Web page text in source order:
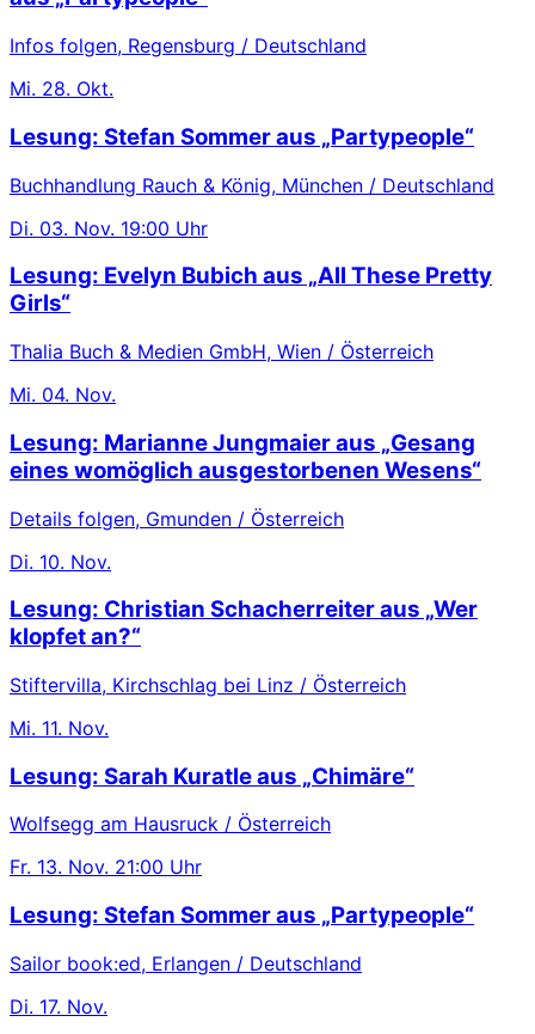
Infos folgen, Regensburg / Deutschland
Mi. 28. Okt.
Lesung: Stefan Sommer aus „Partypeople“
Buchhandlung Rauch & König, München / Deutschland
Di. 03. Nov. 19:00 Uhr
Lesung: Evelyn Bubich aus „All These Pretty
Girls“
Thalia Buch & Medien GmbH, Wien / Österreich
Mi. 04. Nov.
Lesung: Marianne Jungmaier aus „Gesang
eines womöglich ausgestorbenen Wesens“
Details folgen, Gmunden / Österreich
Di. 10. Nov.
Lesung: Christian Schacherreiter aus „Wer
klopfet an?“
Stiftervilla, Kirchschlag bei Linz / Österreich
Mi. 11. Nov.
Lesung: Sarah Kuratle aus „Chimäre“
Wolfsegg am Hausruck / Österreich
Fr. 13. Nov. 21:00 Uhr
Lesung: Stefan Sommer aus „Partypeople“
Sailor book:ed, Erlangen / Deutschland
Di. 17. Nov.